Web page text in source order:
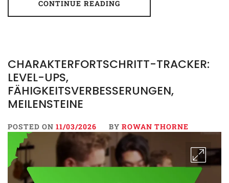
CONTINUE READING
CHARAKTERFORTSCHRITT-TRACKER:
LEVEL-UPS,
FÄHIGKEITSVERBESSERUNGEN,
MEILENSTEINE
POSTED ON 11/03/2026 BY ROWAN THORNE